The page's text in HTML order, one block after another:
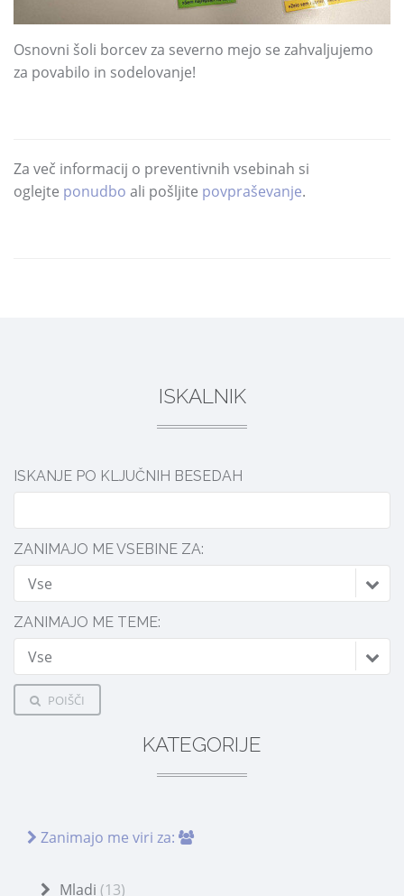
Osnovni šoli borcev za severno mejo se zahvaljujemo
za povabilo in sodelovanje!
Za več informacij o preventivnih vsebinah si
oglejte ponudbo ali pošljite povpraševanje.
ISKALNIK
ISKANJE PO KLJUČNIH BESEDAH
ZANIMAJO ME VSEBINE ZA:
Vse
ZANIMAJO ME TEME:
Vse
POIŠČI
KATEGORIJE
Zanimajo me viri za:
Mladi (13)